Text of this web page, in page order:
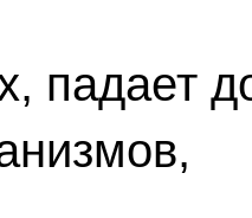
падает